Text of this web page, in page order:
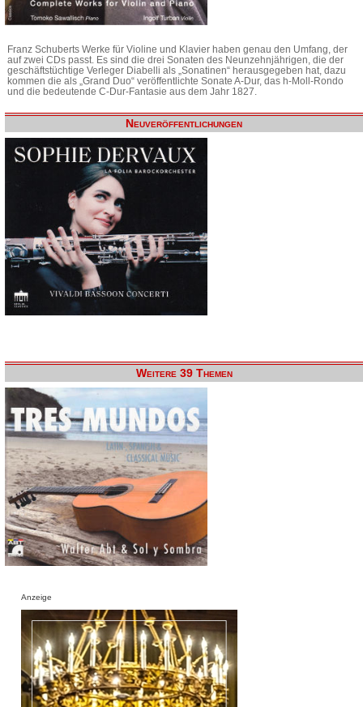
Franz Schuberts Werke für Violine und Klavier haben genau den Umfang, der
auf zwei CDs passt. Es sind die drei Sonaten des Neunzehnjährigen, die der
geschäftstüchtige Verleger Diabelli als „Sonatinen“ herausgegeben hat, dazu
kommen die als „Grand Duo“ veröffentlichte Sonate A-Dur, das h-Moll-Rondo
und die bedeutende C-Dur-Fantasie aus dem Jahr 1827.
Neuveröffentlichungen
Weitere 39 Themen
Anzeige